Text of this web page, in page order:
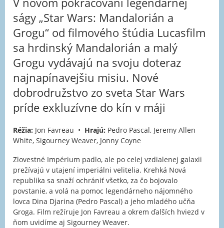
ságy „Star Wars: Mandalorián a
Grogu“ od filmového štúdia Lucasfilm
sa hrdinský Mandalorián a malý
Grogu vydávajú na svoju doteraz
najnapínavejšiu misiu. Nové
dobrodružstvo zo sveta Star Wars
príde exkluzívne do kín v máji
Réžia: Jon Favreau • Hrajú: Pedro Pascal, Jeremy Allen
White, Sigourney Weaver, Jonny Coyne
Zlovestné Impérium padlo, ale po celej vzdialenej galaxii
prežívajú v utajení imperiálni velitelia. Krehká Nová
republika sa snaží ochrániť všetko, za čo bojovalo
povstanie, a volá na pomoc legendárneho nájomného
lovca Dina Djarina (Pedro Pascal) a jeho mladého učňa
Groga. Film režíruje Jon Favreau a okrem ďalších hviezd v
ňom uvidíme aj Sigourney Weaver.